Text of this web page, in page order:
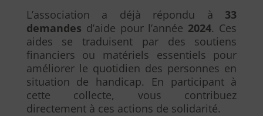
L’association a déjà répondu à 33
demandes d’aide pour l’année 2024. Ces
aides se traduisent par des soutiens
financiers ou matériels essentiels pour
améliorer le quotidien des personnes en
situation de handicap. En participant à
cette collecte, vous contribuez
directement à ces actions de solidarité.